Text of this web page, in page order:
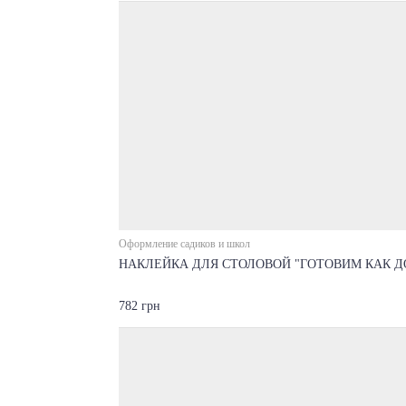
Оформление садиков и школ
НАКЛЕЙКА ДЛЯ СТОЛОВОЙ "ГОТОВИМ КАК
782 грн